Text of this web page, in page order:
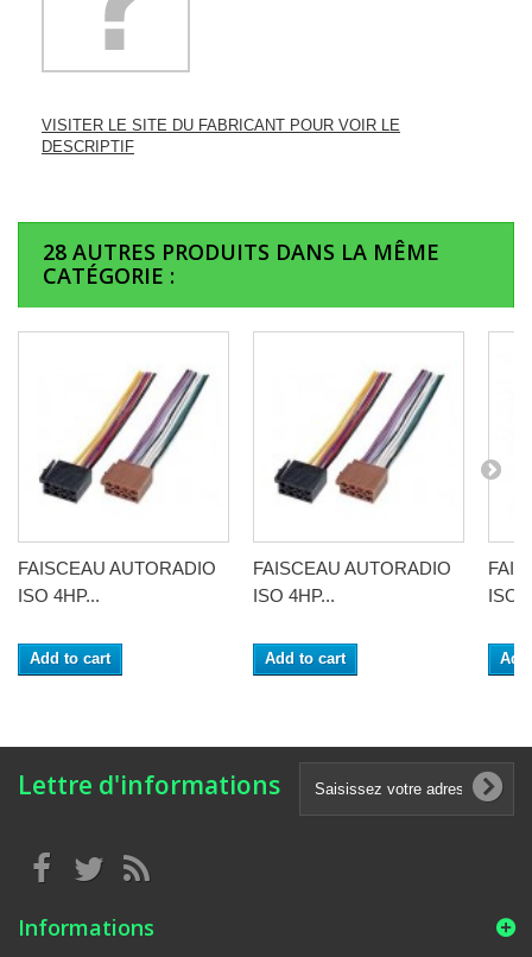
VISITER LE SITE DU FABRICANT POUR VOIR LE
DESCRIPTIF
28 AUTRES PRODUITS DANS LA MÊME
CATÉGORIE :
FAISCEAU AUTORADIO
ISO 4HP...
Add to cart
FAISCEAU AUTORADIO
ISO 4HP...
Add to cart
ISO
Lettre d'informations
Informations